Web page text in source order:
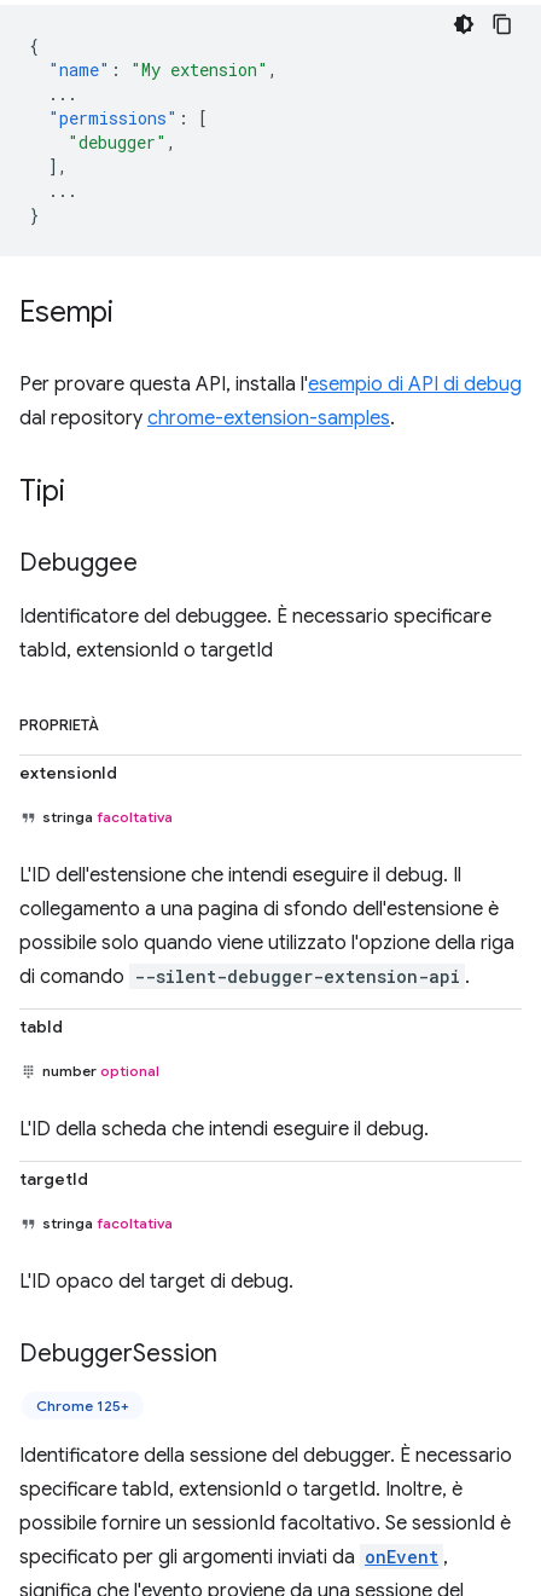
{
"name" : "My extension" ,
...
"permissions" :
[
"debugger" ,
],
...
}
Esempi
Per provare questa API, installa l'esempio di API di debug
dal repository chrome-extension-samples.
Tipi
Debuggee
Identificatore del debuggee. È necessario specificare
tabId, extensionId o targetId
PROPRIETÀ
extensionId
stringa facoltativa
L'ID dell'estensione che intendi eseguire il debug. Il
collegamento a una pagina di sfondo dell'estensione è
possibile solo quando viene utilizzato l'opzione della riga
di comando --silent-debugger-extension-api .
tabId
number optional
L'ID della scheda che intendi eseguire il debug.
targetId
stringa facoltativa
L'ID opaco del target di debug.
DebuggerSession
Chrome 125+
Identificatore della sessione del debugger. È necessario
specificare tabId, extensionId o targetId. Inoltre, è
possibile fornire un sessionId facoltativo. Se sessionId è
specificato per gli argomenti inviati da onEvent ,
significa che l'evento proviene da una sessione del